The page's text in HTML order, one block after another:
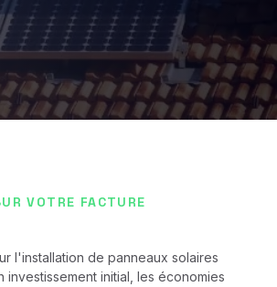
VOTRE FACTURE
l'installation de panneaux solaires
initial, les économies